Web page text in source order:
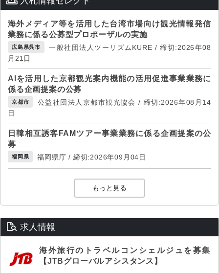
海外メディア等を活用した台湾市場向け観光情報発信
業務に係る公募型プロポーザルの実施
広島県呉市
一般社団法人ツーリズムKURE / 締切:2026年08
月21日
AIを活用した京都観光案内機能の活用促進事業業務に
係る企画提案の公募
京都市
公益社団法人京都市観光協会 / 締切:2026年08月14
日
日韓相互誘客FAMツアー事業業務に係る企画提案の公
募
福岡県 福岡県庁 / 締切:2026年09月04日
もっと見る
求人情報
海外旅行のトラベルコンシェルジュを募集
【JTBグローバルアシスタンス】